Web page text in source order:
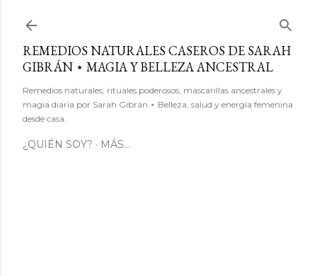
REMEDIOS NATURALES CASEROS DE SARAH
GIBRÁN ⋆ MAGIA Y BELLEZA ANCESTRAL
Remedios naturales, rituales poderosos, mascarillas ancestrales y
magia diaria por Sarah Gibrán ⋆ Belleza, salud y energía femenina
desde casa.
¿QUIÉN SOY? MÁS…